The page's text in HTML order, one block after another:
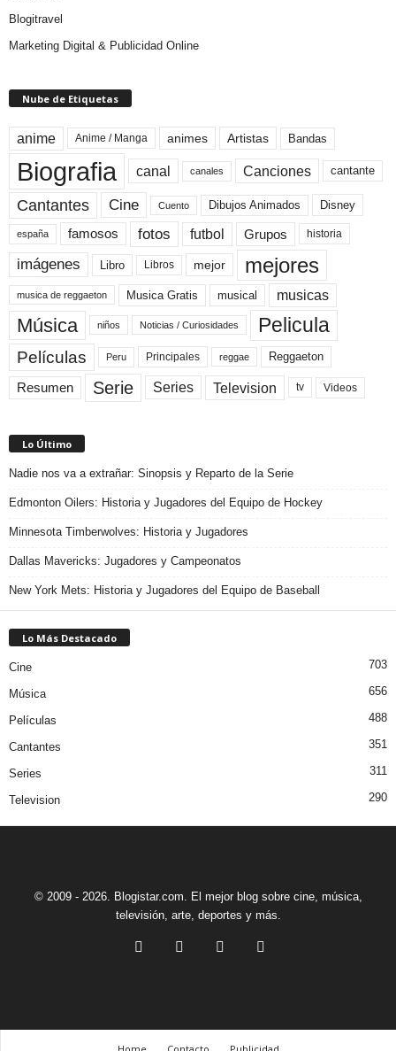
Blogitravel
Marketing Digital & Publicidad Online
Nube de Etiquetas
anime Anime / Manga animes Artistas Bandas
Biografia canal canales Canciones cantante
Cantantes Cine Cuento Dibujos Animados Disney
españa famosos fotos futbol Grupos historia
imágenes Libro Libros mejor mejores
musica de reggaeton Musica Gratis musical musicas
Música niños Noticias / Curiosidades Pelicula
Películas Peru Principales reggae Reggaeton
Resumen Serie Series Television tv Videos
Lo Último
Nadie nos va a extrañar: Sinopsis y Reparto de la Serie
Edmonton Oilers: Historia y Jugadores del Equipo de Hockey
Minnesota Timberwolves: Historia y Jugadores
Dallas Mavericks: Jugadores y Campeonatos
New York Mets: Historia y Jugadores del Equipo de Baseball
Lo Más Destacado
Cine 703
Música 656
Películas 488
Cantantes 351
Series 311
Television 290
© 2009 - 2026. Blogistar.com. El mejor blog sobre cine, música,
televisión, arte, deportes y más.